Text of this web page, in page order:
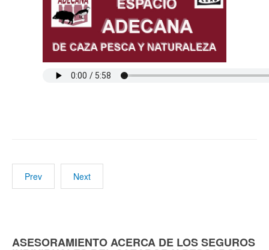
Prev Next
ASESORAMIENTO ACERCA DE LOS SEGUROS